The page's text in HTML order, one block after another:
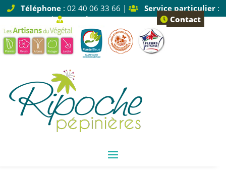
Téléphone: 02 40 06 33 66 | Service particulier:
Tapez 1 |
Service pro: Tapez 2 Contact